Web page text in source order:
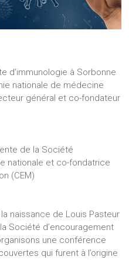
d’immunologie à Sorbonne
nationale de médecine
général et co-fondateur
de la Société
nationale et co-fondatrice
(CEM)
naissance de Louis Pasteur
Société d’encouragement
une conférence
qui furent à l’origine